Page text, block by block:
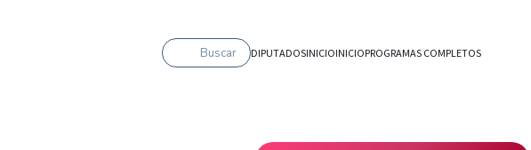
Buscar DIPUTADOSINICIOINICIOPROGRAMAS COMPLETOS